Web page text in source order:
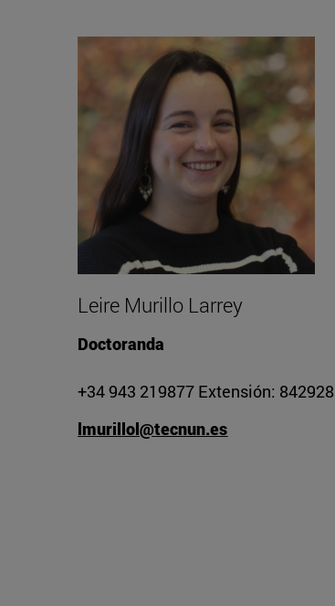
Leire Murillo Larrey
Doctoranda
+34 943 219877 Extensión: 842928
lmurillol@tecnun.es